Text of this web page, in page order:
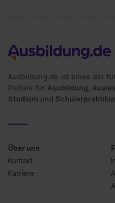
Ausbildung.de ist eines der
Portale für Ausbildung,
Studium und
Über uns
Kontakt
Karriere